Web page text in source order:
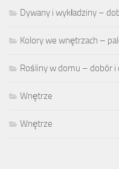
Dywany i wykładziny –
Kolory we wnętrzach –
Rośliny w domu – dobór i
Wnętrze
Wnętrze